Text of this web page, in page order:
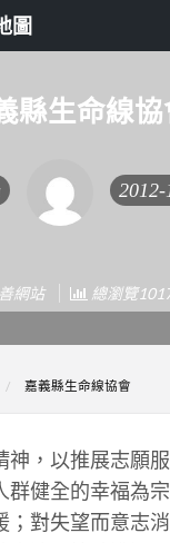
圖
縣生命線協
網站 總瀏覽
嘉義縣生命線協會
神，以推展志願
群健全的幸福為
；對失望而意志